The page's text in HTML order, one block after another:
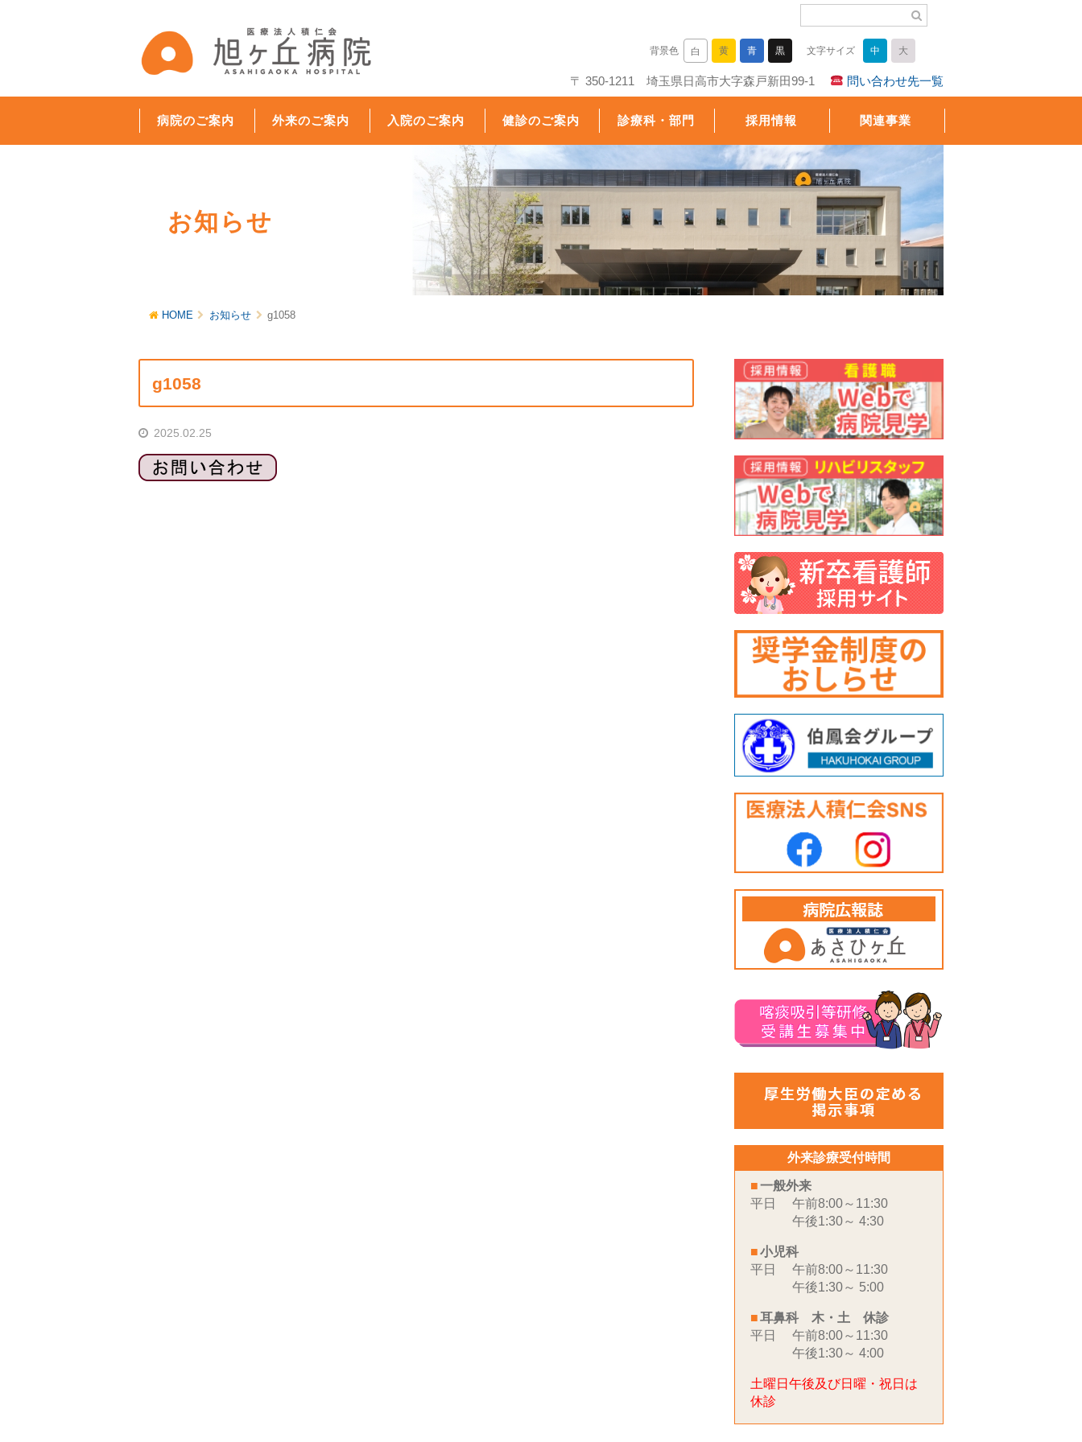
背景色 白 黄 青 黒 文字サイズ 中 大
〒 350-1211 埼玉県日高市大字森戸新田99-1 問い合わせ先一覧
病院のご案内 外来のご案内 入院のご案内 健診のご案内 診療科・部門 採用情報 関連事業
お知らせ
HOME お知らせ g1058
g1058
2025.02.25
外来診療受付時間
一般外来
平日
午前8:00～11:30
午後1:30～ 4:30
小児科
平日
午前8:00～11:30
午後1:30～ 5:00
耳鼻科 木・土 休診
平日
午前8:00～11:30
午後1:30～ 4:00
土曜日午後及び日曜・祝日は
休診